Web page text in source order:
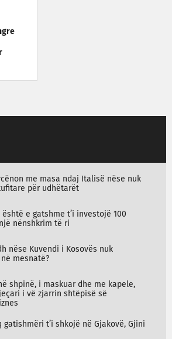
me masa ndaj Italisë nëse nuk
për udhëtarët
e gatshme t’i investojë 100
nënshkrim të ri
nëse Kuvendi i Kosovës nuk
mesnatë?
shpinë, i maskuar dhe me kapele,
i vë zjarrin shtëpisë së
gatishmëri t’i shkojë në Gjakovë, Gjini